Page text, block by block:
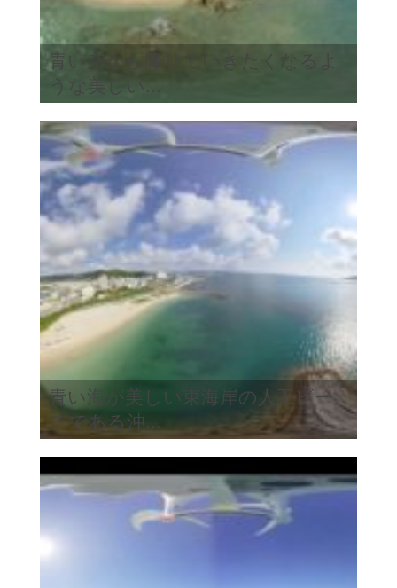
青い空から降りていきたくなるよ
うな美しい...
青い海が美しい東海岸の人工ビー
チである沖...